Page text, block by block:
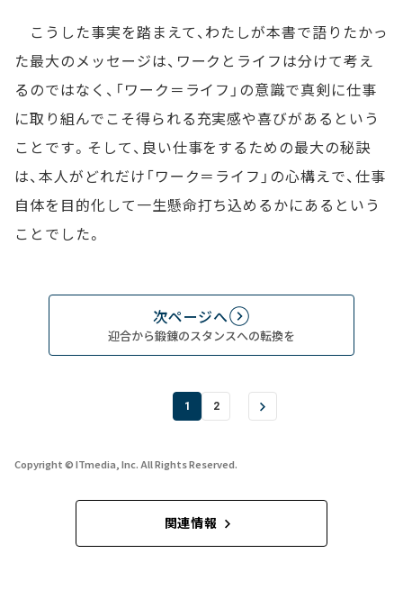
こうした事実を踏まえて、わたしが本書で語りたかっ
た最大のメッセージは、ワークとライフは分けて考え
るのではなく、「ワーク＝ライフ」の意識で真剣に仕事
に取り組んでこそ得られる充実感や喜びがあるという
ことです。そして、良い仕事をするための最大の秘訣
は、本人がどれだけ「ワーク＝ライフ」の心構えで、仕事
自体を目的化して一生懸命打ち込めるかにあるという
ことでした。
次ページへ
迎合から鍛錬のスタンスへの転換を
1 2
Copyright © ITmedia, Inc. All Rights Reserved.
関連情報